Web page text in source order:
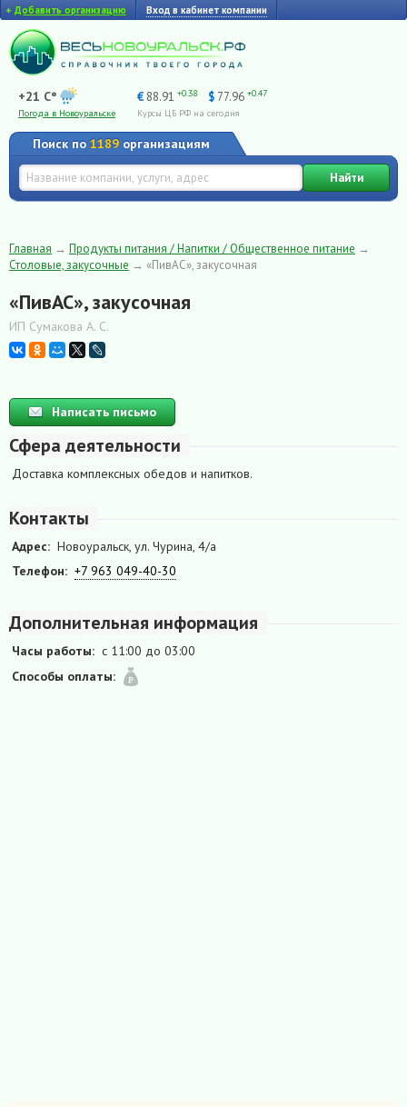
+ Добавить организацию Вход в кабинет компании
+21 C°
Погода в Новоуральске
€ 88.91 +0.38 $ 77.96 +0.47
Курсы ЦБ РФ на сегодня
Поиск по 1189 организациям
Найти
Главная → Продукты питания / Напитки / Общественное питание →
Столовые, закусочные → «ПивАС», закусочная
«ПивАС», закусочная
ИП Сумакова А. С.
Написать письмо
Сфера деятельности
Доставка комплексных обедов и напитков.
Контакты
Адрес: Новоуральск, ул. Чурина, 4/а
Телефон: +7 963 049-40-30
Дополнительная информация
Часы работы: с 11:00 до 03:00
Способы оплаты: